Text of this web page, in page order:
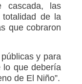
cascada, las
totalidad de la
que cobraron
y para
lo que debería
de El Niño”.